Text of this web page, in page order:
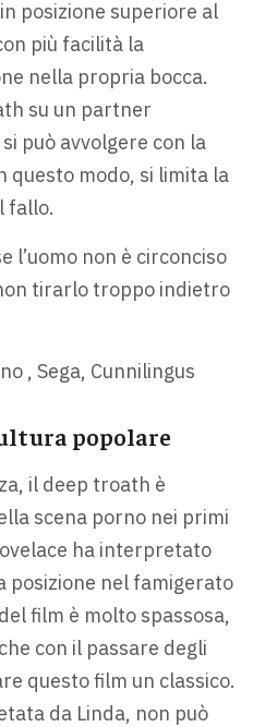
posizione superiore al
più facilità la
nella propria bocca.
su un partner
può avvolgere con la
questo modo, si limita la
fallo.
l’uomo non è circonciso
tirarlo troppo indietro
, Sega, Cunnilingus
popolare
il deep troath è
scena porno nei primi
ha interpretato
posizione nel famigerato
film è molto spassosa,
con il passare degli
questo film un classico.
da Linda, non può